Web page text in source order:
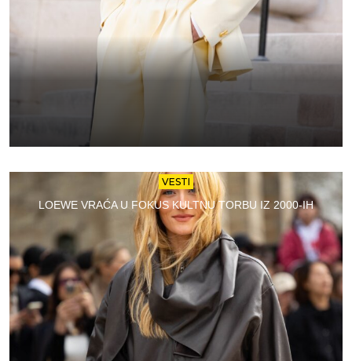
VESTI
LOEWE VRAĆA U FOKUS KULTNU TORBU IZ 2000-IH